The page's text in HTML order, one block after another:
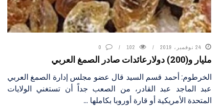
24 نوفمبر، 2019 102
0
مليار و(200) دولارعائدات صادر الصمغ العربي
الخرطوم: أحمد قسم السيد قال عضو مجلس إدارة الصمغ العربي
عبد الماجد عبد القادر، من الصعب جداً أن تستغني الولايات
المتحدة الأمريكية أو قارة أوروبا بكاملها ...